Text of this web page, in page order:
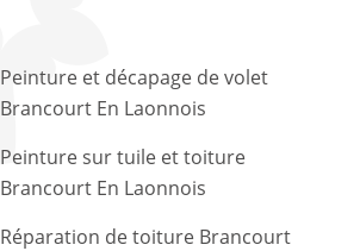
Peinture et décapage de volet
Brancourt En Laonnois
Peinture sur tuile et toiture
Brancourt En Laonnois
Réparation de toiture Brancourt